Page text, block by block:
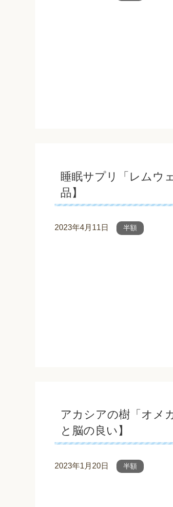
睡眠サプリ「レムウ
品】
2023年4月11日 半額
アカシアの樹「オメ
と脳の良い】
2023年1月20日 半額